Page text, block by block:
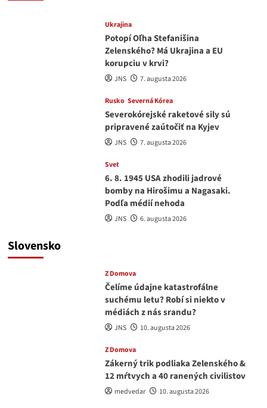
Ukrajina
Potopí Oľha Stefanišina
Zelenského? Má Ukrajina a EU
korupciu v krvi?
JNS 7. augusta 2026
Rusko Severná Kórea
Severokórejské raketové sily sú
pripravené zaútočiť na Kyjev
JNS 7. augusta 2026
Svet
6. 8. 1945 USA zhodili jadrové
bomby na Hirošimu a Nagasaki.
Podľa médií nehoda
JNS 6. augusta 2026
Slovensko
Z Domova
Čelíme údajne katastrofálne
suchému letu? Robí si niekto v
médiách z nás srandu?
JNS 10. augusta 2026
Z Domova
Zákerný trik podliaka Zelenského &
12 mŕtvych a 40 ranených civilistov
medvedar 10. augusta 2026